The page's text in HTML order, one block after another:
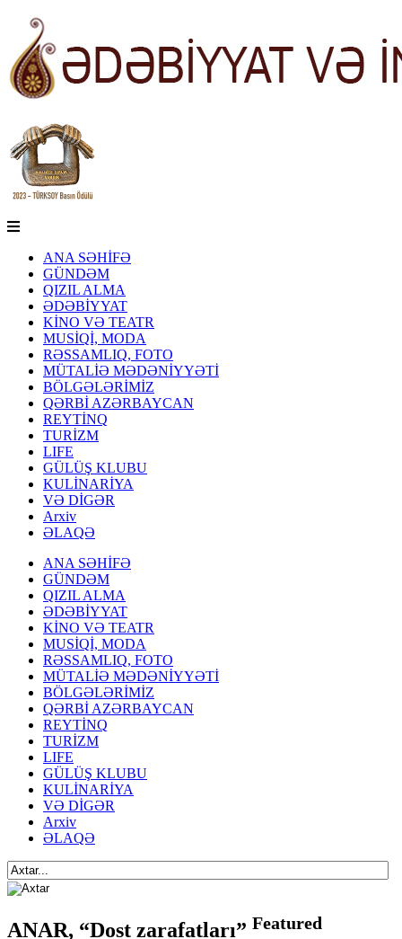
ANA SƏHİFƏ
GÜNDƏM
QIZIL ALMA
ƏDƏBİYYAT
KİNO VƏ TEATR
MUSİQİ, MODA
RƏSSAMLIQ, FOTO
MÜTALİƏ MƏDƏNİYYƏTİ
BÖLGƏLƏRİMİZ
QƏRBİ AZƏRBAYCAN
REYTİNQ
TURİZM
LIFE
GÜLÜŞ KLUBU
KULİNARİYA
VƏ DİGƏR
Arxiv
ƏLAQƏ
ANA SƏHİFƏ
GÜNDƏM
QIZIL ALMA
ƏDƏBİYYAT
KİNO VƏ TEATR
MUSİQİ, MODA
RƏSSAMLIQ, FOTO
MÜTALİƏ MƏDƏNİYYƏTİ
BÖLGƏLƏRİMİZ
QƏRBİ AZƏRBAYCAN
REYTİNQ
TURİZM
LIFE
GÜLÜŞ KLUBU
KULİNARİYA
VƏ DİGƏR
Arxiv
ƏLAQƏ
ANAR, “Dost zarafatları” Featured